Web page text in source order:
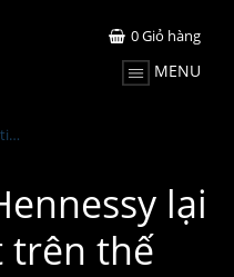
0Giỏ hàng
MENU
Thông tin Rượu ngoại
lại
trên thế